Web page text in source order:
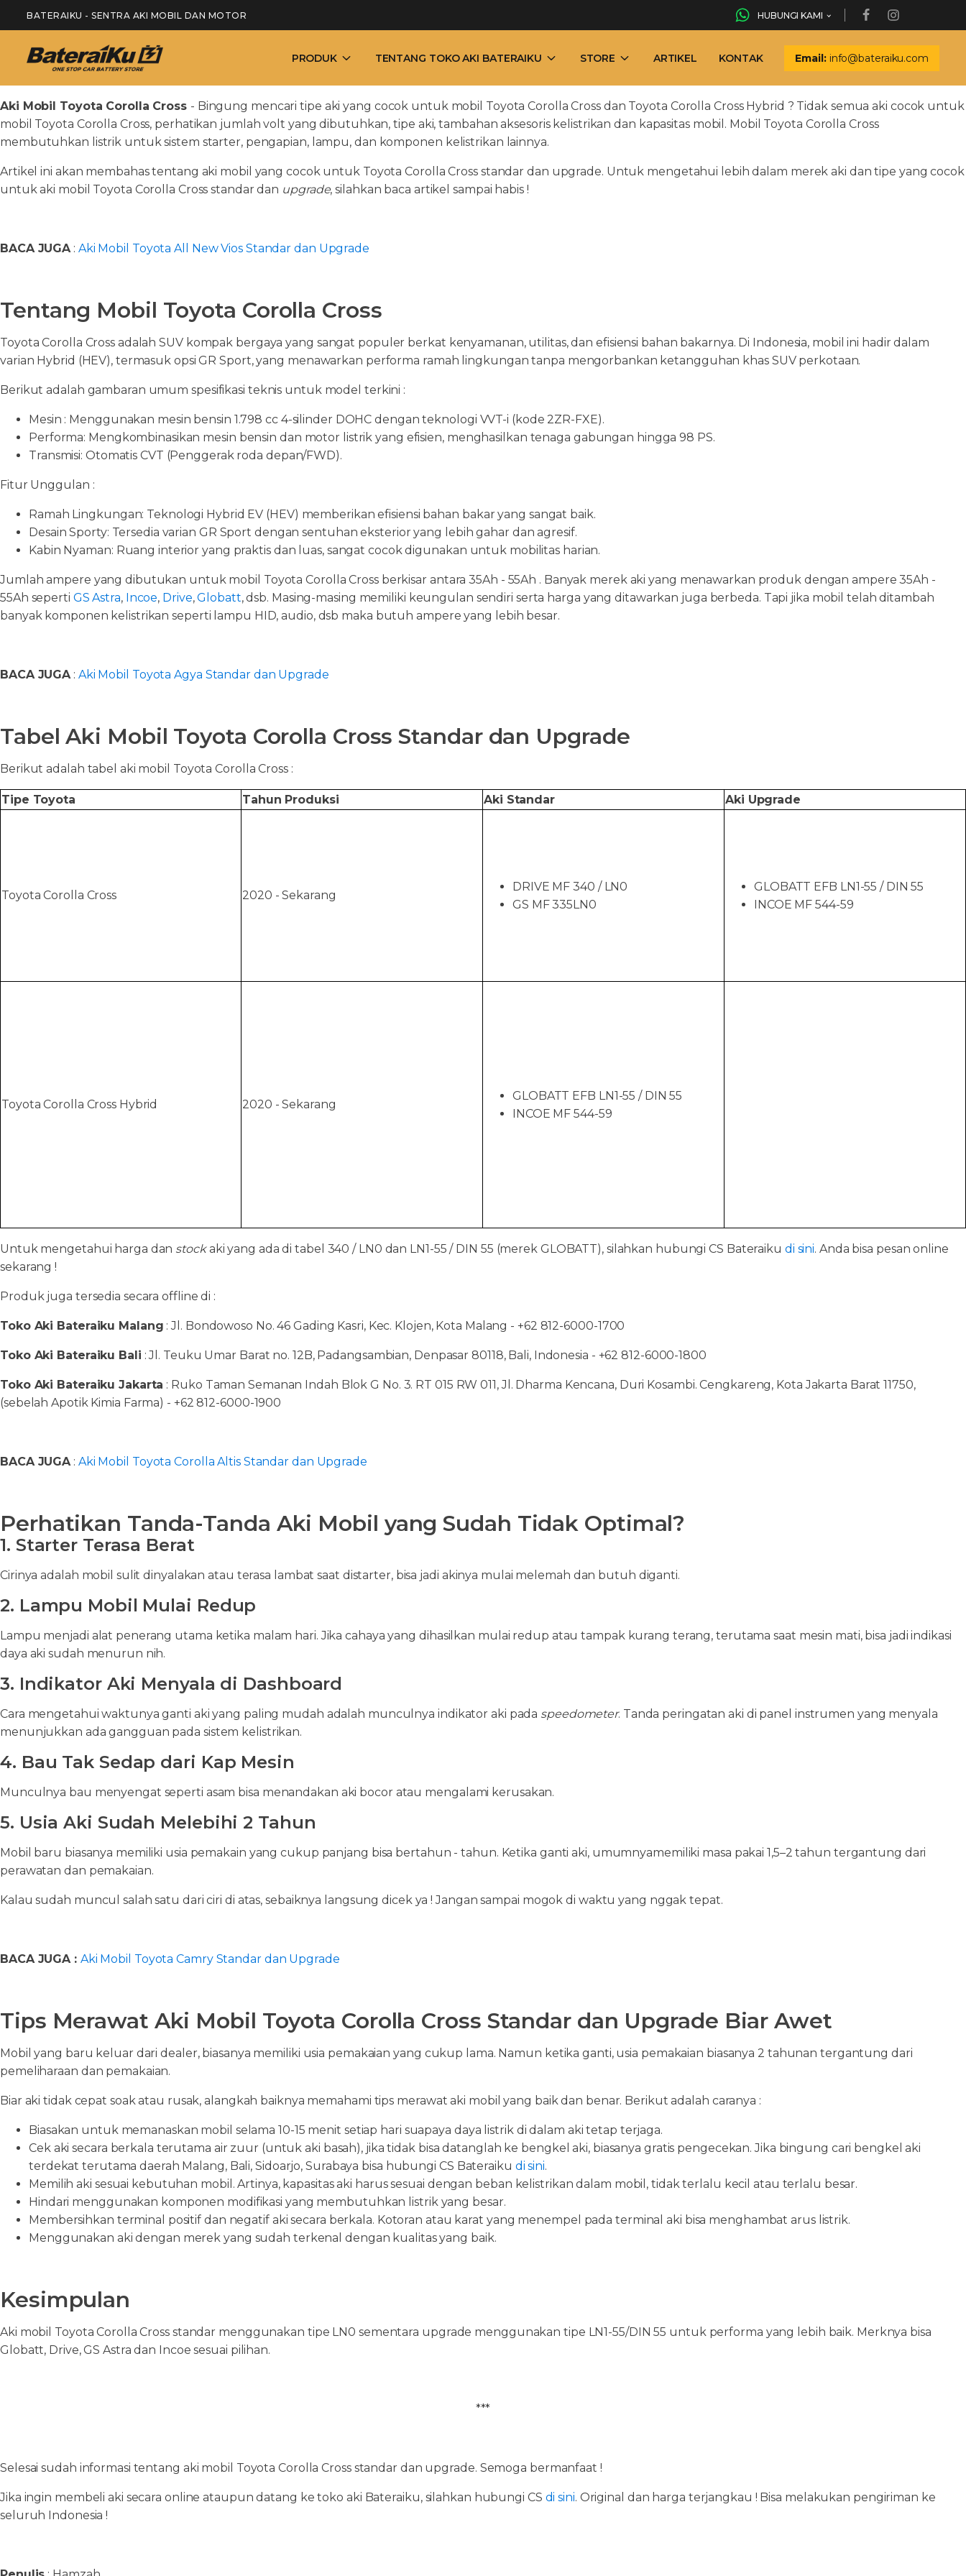
BATERAIKU - SENTRA AKI MOBIL DAN MOTOR HUBUNGI KAMI
PRODUK TENTANG TOKO AKI BATERAIKU STORE ARTIKEL KONTAK Email: info@bateraiku.com
Aki Mobil Toyota Corolla Cross - Bingung mencari tipe aki yang cocok untuk mobil Toyota Corolla Cross dan Toyota Corolla Cross Hybrid ? Tidak semua aki cocok untuk
mobil Toyota Corolla Cross, perhatikan jumlah volt yang dibutuhkan, tipe aki, tambahan aksesoris kelistrikan dan kapasitas mobil. Mobil Toyota Corolla Cross
membutuhkan listrik untuk sistem starter, pengapian, lampu, dan komponen kelistrikan lainnya.
Artikel ini akan membahas tentang aki mobil yang cocok untuk Toyota Corolla Cross standar dan upgrade. Untuk mengetahui lebih dalam merek aki dan tipe yang cocok
untuk aki mobil Toyota Corolla Cross standar dan upgrade, silahkan baca artikel sampai habis !
BACA JUGA: Aki Mobil Toyota All New Vios Standar dan Upgrade
Tentang Mobil Toyota Corolla Cross
Toyota Corolla Cross adalah SUV kompak bergaya yang sangat populer berkat kenyamanan, utilitas, dan efisiensi bahan bakarnya. Di Indonesia, mobil ini hadir dalam
varian Hybrid (HEV), termasuk opsi GR Sport, yang menawarkan performa ramah lingkungan tanpa mengorbankan ketangguhan khas SUV perkotaan.
Berikut adalah gambaran umum spesifikasi teknis untuk model terkini :
Mesin : Menggunakan mesin bensin 1.798 cc 4-silinder DOHC dengan teknologi VVT-i (kode 2ZR-FXE).
Performa: Mengkombinasikan mesin bensin dan motor listrik yang efisien, menghasilkan tenaga gabungan hingga 98 PS.
Transmisi: Otomatis CVT (Penggerak roda depan/FWD).
Fitur Unggulan :
Ramah Lingkungan: Teknologi Hybrid EV (HEV) memberikan efisiensi bahan bakar yang sangat baik.
Desain Sporty: Tersedia varian GR Sport dengan sentuhan eksterior yang lebih gahar dan agresif.
Kabin Nyaman: Ruang interior yang praktis dan luas, sangat cocok digunakan untuk mobilitas harian.
Jumlah ampere yang dibutukan untuk mobil Toyota Corolla Cross berkisar antara 35Ah - 55Ah . Banyak merek aki yang menawarkan produk dengan ampere 35Ah -
55Ah seperti GS Astra, Incoe, Drive,Globatt, dsb. Masing-masing memiliki keungulan sendiri serta harga yang ditawarkan juga berbeda. Tapi jika mobil telah ditambah
banyak komponen kelistrikan seperti lampu HID, audio, dsb maka butuh ampere yang lebih besar.
BACA JUGA: Aki Mobil Toyota Agya Standar dan Upgrade
Tabel Aki Mobil Toyota Corolla Cross Standar dan Upgrade
Berikut adalah tabel aki mobil Toyota Corolla Cross :
Tipe Toyota Tahun Produksi Aki Standar Aki Upgrade
Toyota Corolla Cross 2020 - Sekarang
DRIVE MF 340 / LN0
GS MF 335LN0
GLOBATT EFB LN1-55 / DIN 55
INCOE MF 544-59
Toyota Corolla Cross Hybrid 2020 - Sekarang
GLOBATT EFB LN1-55 / DIN 55
INCOE MF 544-59
Untuk mengetahui harga dan stockaki yang ada di tabel 340 / LN0 dan LN1-55 / DIN 55 (merek GLOBATT), silahkan hubungi CS Bateraiku di sini. Anda bisa pesan online
sekarang !
Produk juga tersedia secara offline di :
Toko Aki Bateraiku Malang : Jl. Bondowoso No. 46 Gading Kasri, Kec. Klojen, Kota Malang - +62 812-6000-1700
Toko Aki Bateraiku Bali : Jl. Teuku Umar Barat no. 12B, Padangsambian, Denpasar 80118, Bali, Indonesia - +62 812-6000-1800
Toko Aki Bateraiku Jakarta : Ruko Taman Semanan Indah Blok G No. 3. RT 015 RW 011, Jl. Dharma Kencana, Duri Kosambi. Cengkareng, Kota Jakarta Barat 11750,
(sebelah Apotik Kimia Farma) - +62 812-6000-1900
BACA JUGA: Aki Mobil Toyota Corolla Altis Standar dan Upgrade
Perhatikan Tanda-Tanda Aki Mobil yang Sudah Tidak Optimal?
1. Starter Terasa Berat
Cirinya adalah mobil sulit dinyalakan atau terasa lambat saat distarter, bisa jadi akinya mulai melemah dan butuh diganti.
2. Lampu Mobil Mulai Redup
Lampu menjadi alat penerang utama ketika malam hari. Jika cahaya yang dihasilkan mulai redup atau tampak kurang terang, terutama saat mesin mati, bisa jadi indikasi
daya aki sudah menurun nih.
3. Indikator Aki Menyala di Dashboard
Cara mengetahui waktunya ganti aki yang paling mudah adalah munculnya indikator aki pada speedometer. Tanda peringatan aki di panel instrumen yang menyala
menunjukkan ada gangguan pada sistem kelistrikan.
4. Bau Tak Sedap dari Kap Mesin
Munculnya bau menyengat seperti asam bisa menandakan aki bocor atau mengalami kerusakan.
5. Usia Aki Sudah Melebihi 2 Tahun
Mobil baru biasanya memiliki usia pemakain yang cukup panjang bisa bertahun - tahun. Ketika ganti aki, umumnyamemiliki masa pakai 1,5–2 tahun tergantung dari
perawatan dan pemakaian.
Kalau sudah muncul salah satu dari ciri di atas, sebaiknya langsung dicek ya ! Jangan sampai mogok di waktu yang nggak tepat.
BACA JUGA : Aki Mobil Toyota Camry Standar dan Upgrade
Tips Merawat Aki Mobil Toyota Corolla Cross Standar dan Upgrade Biar Awet
Mobil yang baru keluar dari dealer, biasanya memiliki usia pemakaian yang cukup lama. Namun ketika ganti, usia pemakaian biasanya 2 tahunan tergantung dari
pemeliharaan dan pemakaian.
Biar aki tidak cepat soak atau rusak, alangkah baiknya memahami tips merawat aki mobil yang baik dan benar. Berikut adalah caranya :
Biasakan untuk memanaskan mobil selama 10-15 menit setiap hari suapaya daya listrik di dalam aki tetap terjaga.
Cek aki secara berkala terutama air zuur (untuk aki basah), jika tidak bisa datanglah ke bengkel aki, biasanya gratis pengecekan. Jika bingung cari bengkel aki
terdekat terutama daerah Malang, Bali, Sidoarjo, Surabaya bisa hubungi CS Bateraiku di sini.
Memilih aki sesuai kebutuhan mobil. Artinya, kapasitas aki harus sesuai dengan beban kelistrikan dalam mobil, tidak terlalu kecil atau terlalu besar.
Hindari menggunakan komponen modifikasi yang membutuhkan listrik yang besar.
Membersihkan terminal positif dan negatif aki secara berkala. Kotoran atau karat yang menempel pada terminal aki bisa menghambat arus listrik.
Menggunakan aki dengan merek yang sudah terkenal dengan kualitas yang baik.
Kesimpulan
Aki mobil Toyota Corolla Cross standar menggunakan tipe LN0 sementara upgrade menggunakan tipe LN1-55/DIN 55 untuk performa yang lebih baik. Merknya bisa
Globatt, Drive, GS Astra dan Incoe sesuai pilihan.
***
Selesai sudah informasi tentang aki mobil Toyota Corolla Cross standar dan upgrade. Semoga bermanfaat !
Jika ingin membeli aki secara online ataupun datang ke toko aki Bateraiku, silahkan hubungi CS di sini. Original dan harga terjangkau ! Bisa melakukan pengiriman ke
seluruh Indonesia !